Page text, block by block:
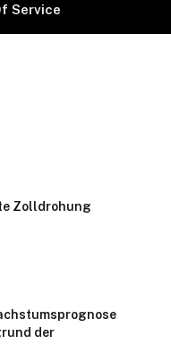
Service
Zolldrohung
der